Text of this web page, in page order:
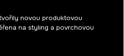
novou produktovou
na styling a povrchovou